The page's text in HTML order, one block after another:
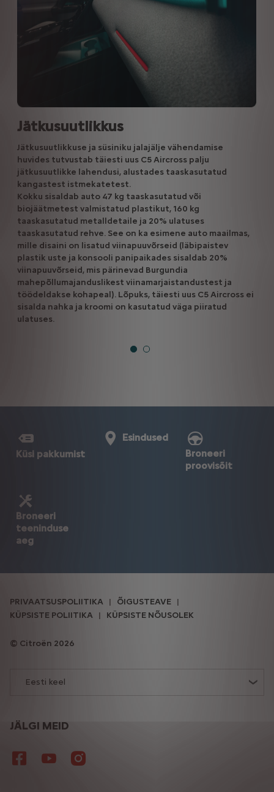
Jätkusuutlikkus
Jätkusuutlikkuse ja süsiniku jalajälje vähendamise
huvides tutvustab täiesti uus C5 Aircross palju
jätkusuutlikke lahendusi, alustades taaskasutatud
kangastest istmekatetest.
Kokku sisaldab auto 47 kg taaskasutatud või
biojäätmetest valmistatud plastikut, 160 kg
taaskasutatud metalldetaile ja 20% ulatuses
taaskasutatud rehve. See on ka esimene auto maailmas,
mille disaini on lisatud viinapuuvõrseid (läbipaistev
plastik uste ja konsooli panipaikades sisaldab 20%
viinapuuvõrseid, mis pärinevad Burgundia
mahepõllumajanduslikest viinamarjaistandustest ja
töödeldakse kohapeal). Lõpuks, täiesti uus C5 Aircross ei
sisalda nahka ja kroomi on kasutatud väga piiratud
ulatuses.
Küsi pakkumist
Esindused
Broneeri
proovisõit
Broneeri
teeninduse
aeg
JÄLGI MEID
Eesti keel
Citroën 2026
PRIVAATSUSPOLIITIKA
ÕIGUSTEAVE
KÜPSISTE POLIITIKA
KÜPSISTE NÕUSOLEK